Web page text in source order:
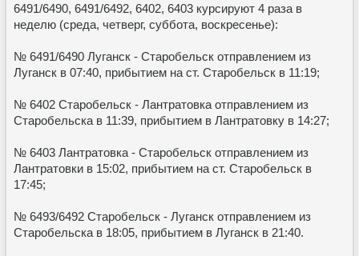
6491/6490, 6491/6492, 6402, 6403 курсируют 4 раза в
неделю (среда, четверг, суббота, воскресенье):
№ 6491/6490 Луганск - Старобельск отправлением из
Луганск в 07:40, прибытием на ст. Старобельск в 11:19;
№ 6402 Старобельск - Лантратовка отправлением из
Старобельска в 11:39, прибытием в Лантратовку в 14:27;
№ 6403 Лантратовка - Старобельск отправлением из
Лантратовки в 15:02, прибытием на ст. Старобельск в
17:45;
№ 6493/6492 Старобельск - Луганск отправлением из
Старобельска в 18:05, прибытием в Луганск в 21:40.